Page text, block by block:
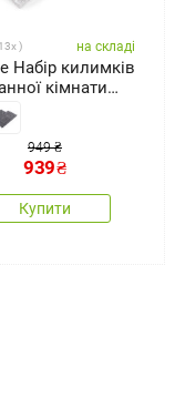
на складі
Набір килимків
кімнати
x 60 см, 60 x
949 ₴
939₴
Купити